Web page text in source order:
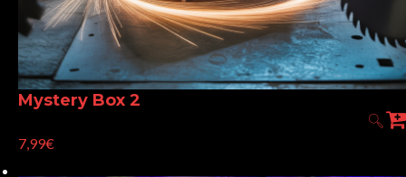
Mystery Box 2
7,99€